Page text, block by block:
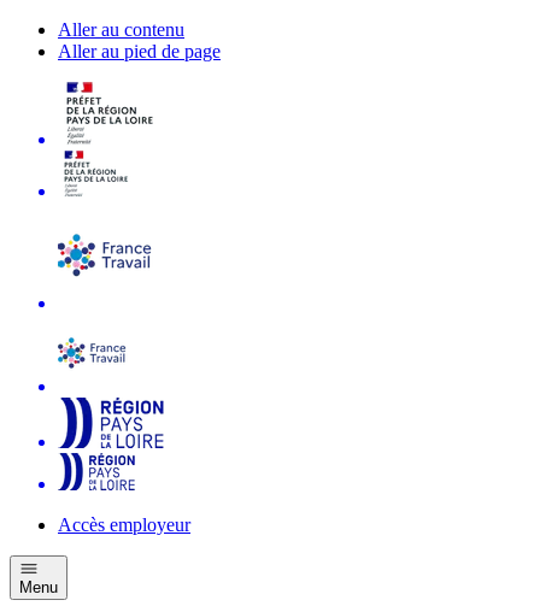
Aller au contenu
Aller au pied de page
Accès employeur
Menu